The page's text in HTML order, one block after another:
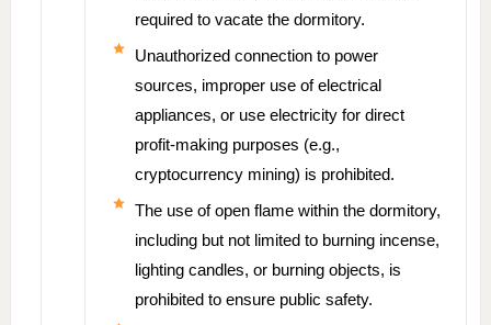
required to vacate the dormitory.
Unauthorized connection to power
sources, improper use of electrical
appliances, or use electricity for direct
profit-making purposes (e.g.,
cryptocurrency mining) is prohibited.
The use of open flame within the dormitory,
including but not limited to burning incense,
lighting candles, or burning objects, is
prohibited to ensure public safety.